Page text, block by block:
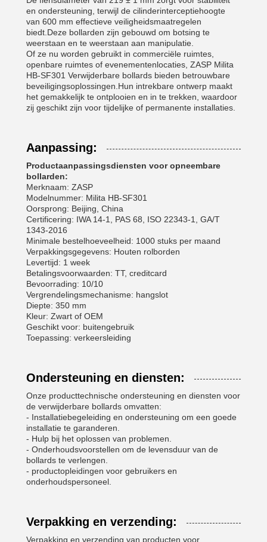
en ondersteuning, terwijl de cilinderinterceptiehoogte
van 600 mm effectieve veiligheidsmaatregelen
biedt.Deze bollarden zijn gebouwd om botsing te
weerstaan en te weerstaan aan manipulatie.
Of ze nu worden gebruikt in commerciële ruimtes,
openbare ruimtes of evenementenlocaties, ZASP Milita
HB-SF301 Verwijderbare bollards bieden betrouwbare
beveiligingsoplossingen.Hun intrekbare ontwerp maakt
het gemakkelijk te ontplooien en in te trekken, waardoor
zij geschikt zijn voor tijdelijke of permanente installaties.
Aanpassing:
Productaanpassingsdiensten voor opneembare
bollarden:
Merknaam: ZASP
Modelnummer: Milita HB-SF301
Oorsprong: Beijing, China
Certificering: IWA 14-1, PAS 68, ISO 22343-1, GA/T
1343-2016
Minimale bestelhoeveelheid: 1000 stuks per maand
Verpakkingsgegevens: Houten rolborden
Levertijd: 1 week
Betalingsvoorwaarden: TT, creditcard
Bevoorrading: 10/10
Vergrendelingsmechanisme: hangslot
Diepte: 350 mm
Kleur: Zwart of OEM
Geschikt voor: buitengebruik
Toepassing: verkeersleiding
Ondersteuning en diensten:
Onze producttechnische ondersteuning en diensten voor
de verwijderbare bollards omvatten:
- Installatiebegeleiding en ondersteuning om een goede
installatie te garanderen.
- Hulp bij het oplossen van problemen.
- Onderhoudsvoorstellen om de levensduur van de
bollards te verlengen.
- productopleidingen voor gebruikers en
onderhoudspersoneel.
Verpakking en verzending:
Verpakking en verzending van producten voor